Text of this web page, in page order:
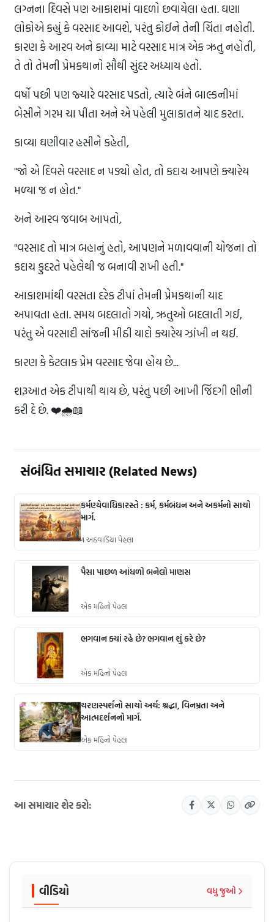
લગ્નના દિવસે પણ આકાશમાં વાદળો છવાયેલા હતા. ઘણા
લોકોએ કહ્યું કે વરસાદ આવશે, પરંતુ કોઈને તેની ચિંતા નહોતી.
કારણ કે આરવ અને કાવ્યા માટે વરસાદ માત્ર એક ઋતુ નહોતી,
તે તો તેમની પ્રેમકથાનો સૌથી સુંદર અધ્યાય હતો.
વર્ષો પછી પણ જ્યારે વરસાદ પડતો, ત્યારે બંને બાલ્કનીમાં
બેસીને ગરમ ચા પીતા અને એ પહેલી મુલાકાતને યાદ કરતા.
કાવ્યા ઘણીવાર હસીને કહેતી,
"જો એ દિવસે વરસાદ ન પડ્યો હોત, તો કદાચ આપણે ક્યારેય
મળ્યા જ ન હોત."
અને આરવ જવાબ આપતો,
"વરસાદ તો માત્ર બહાનું હતો, આપણને મળાવવાની યોજના તો
કદાચ કુદરતે પહેલેથી જ બનાવી રાખી હતી."
આકાશમાંથી વરસતા દરેક ટીપાં તેમની પ્રેમકથાની યાદ
અપાવતા હતા. સમય બદલાતો ગયો, ઋતુઓ બદલાતી ગઈ,
પરંતુ એ વરસાદી સાંજની મીઠી યાદો ક્યારેય ઝાંખી ન થઈ.
કારણ કે કેટલાક પ્રેમ વરસાદ જેવા હોય છે...
શરૂઆત એક ટીપાથી થાય છે, પરંતુ પછી આખી જિંદગી ભીની
કરી દે છે. ❤️🌧️📖
સંબંધિત સમાચાર (Related News)
કર્મણ્યેવાધિકારસ્તે : કર્મ, કર્મબંધન અને અકર્મનો સાચો
માર્ગ.
4 અઠવાડિયા પેહલા
પૈસા પાછળ આંધળો બનેલો માણસ
એક મહિનો પેહલા
ભગવાન ક્યાં રહે છે? ભગવાન શું કરે છે?
એક મહિનો પેહલા
ચરણસ્પર્શનો સાચો અર્થ: શ્રદ્ધા, વિનમ્રતા અને
આત્મદર્શનનો માર્ગ.
એક મહિનો પેહલા
આ સમાચાર શેર કરો:
વીડિયો વધુ જુઓ